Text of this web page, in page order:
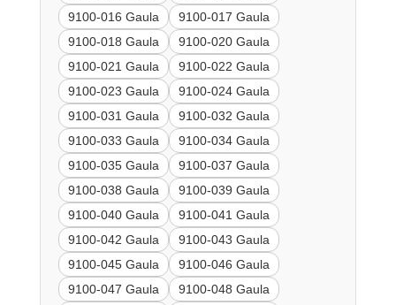
9100-016 Gaula
9100-017 Gaula
9100-018 Gaula
9100-020 Gaula
9100-021 Gaula
9100-022 Gaula
9100-023 Gaula
9100-024 Gaula
9100-031 Gaula
9100-032 Gaula
9100-033 Gaula
9100-034 Gaula
9100-035 Gaula
9100-037 Gaula
9100-038 Gaula
9100-039 Gaula
9100-040 Gaula
9100-041 Gaula
9100-042 Gaula
9100-043 Gaula
9100-045 Gaula
9100-046 Gaula
9100-047 Gaula
9100-048 Gaula